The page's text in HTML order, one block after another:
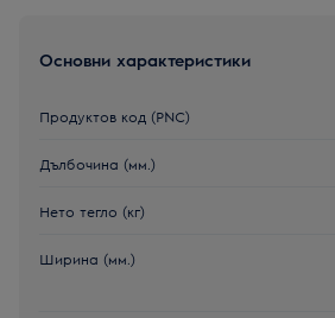
Основни характеристики
Продуктов код (PNC)
Дълбочина (мм.)
Нето тегло (кг)
Ширина (мм.)